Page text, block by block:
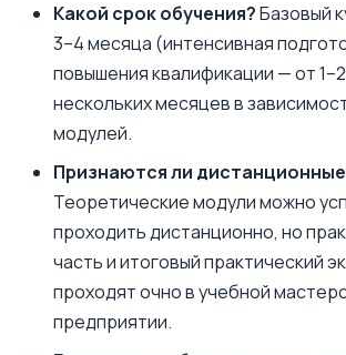
Какой срок обучения?Базовый
3–4 месяца (интенсивная
повышения квалификации — от
нескольких месяцев в
модулей.
Признаются ли
Теоретические модули можно
проходить дистанционно, но
часть и итоговый практический
проходят очно в учебной
предприятии.